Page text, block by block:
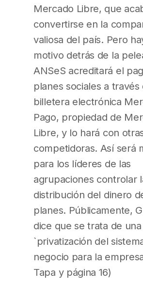
Mercado Libre, que
convertirse en la
valiosa del país. Pero
motivo detrás de la
ANSeS acreditará el
planes sociales a través
billetera electrónica
Pago, propiedad de
Libre, y lo hará con
competidoras. Así será
para los líderes de las
agrupaciones controlar
distribución del dinero
planes. Públicamente,
dice que se trata de una
`privatización del
negocio para la
Tapa y página 16)